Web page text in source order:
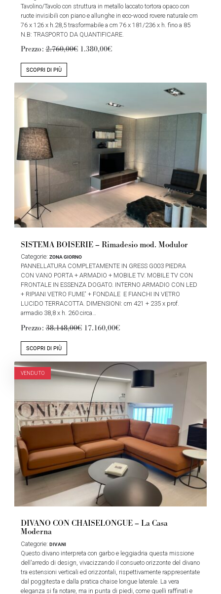
Tavolino/Tavolo con struttura in metallo laccato tortora opaco con
ruote invisibili con piano e allunghe in eco-wood rovere naturale cm
76 x 126 x h.28,5 trasformabile a cm 76 x 181/236 x h. fino a 85
N.B: TRASPORTO DA QUANTIFICARE.
Prezzo:2.760,00€1.380,00€
SCOPRI DI PIÙ
SISTEMA BOISERIE – Rimadesio mod. Modulor
Categorie: ZONA GIORNO
PANNELLATURA COMPLETAMENTE IN GRESS G003 PIEDRA
CON VANO PORTA + ARMADIO + MOBILE TV. MOBILE TV CON
FRONTALE IN ESSENZA DOGATO. INTERNO ARMADIO CON LED
+ RIPIANI VETRO FUME' + FONDALE E FIANCHI IN VETRO
LUCIDO TERRACOTTA. DIMENSIONI: cm 421 + 235 x prof.
armadio 38,8 x h. 260 circa…
Prezzo:38.148,00€17.160,00€
SCOPRI DI PIÙ
VENDUTO
DIVANO CON CHAISELONGUE – La Casa
Moderna
Categorie: DIVANI
Questo divano interpreta con garbo e leggiadria questa missione
dell'arredo di design, vivacizzando il consueto orizzonte del divano
tra estensioni verticali ed orizzontali, rispettivamente rappresentate
dal poggitesta e dalla pratica chaise longue laterale. La vera
eleganza si fa notare, ma in punta di piedi, come quelli raffinati e